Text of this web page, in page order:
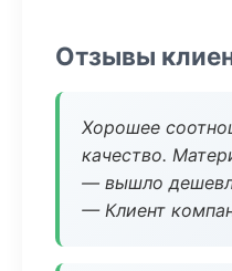
Отзывы
Хорошее
качество.
— вышло
— Клиент